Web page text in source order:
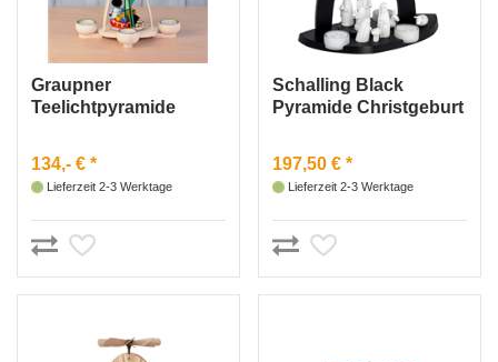
Graupner
Teelichtpyramide
134,- € *
Lieferzeit 2-3 Werktage
Schalling Black
Pyramide Christgeburt
197,50 € *
Lieferzeit 2-3 Werktage